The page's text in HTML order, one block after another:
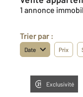
1 annonce
Trier par :
Date Prix
Exclusivité